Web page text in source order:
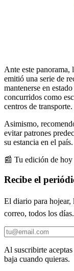
Ante este panorama,
emitió una serie de
mantenerse en
concurridos como
centros de transporte.
Asimismo,
evitar patrones
su estancia en el país.
📰 Tu edición de hoy
Recibe el
El diario para
correo, todos los
Al suscribirte
baja cuando quieras.